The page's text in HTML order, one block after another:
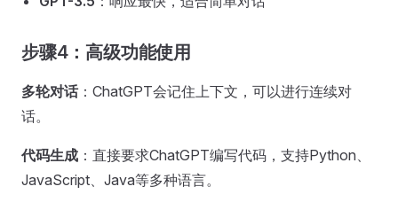
步骤4：高级功能使用
多轮对话：ChatGPT会记住上下文，可以进行连续对
话。
代码生成 ：直接要求ChatGPT编写代码，支持Python、
JavaScript、Java等多种语言。